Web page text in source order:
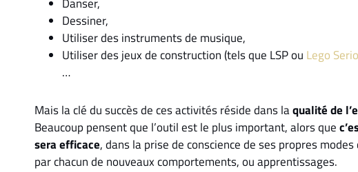
Dessiner,
Utiliser des instruments de musique,
Utiliser des jeux de construction (tels que LSP ou Lego
…
Mais la clé du succès de ces activités réside dans laqualité de
Beaucoup pensent que l’outil est le plus important, alors que
sera efficace, dans la prise de conscience de ses propres
par chacun de nouveaux comportements, ou apprentissages.